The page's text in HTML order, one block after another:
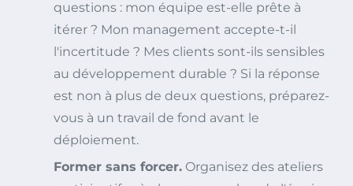
questions : mon équipe est-elle prête à
itérer ? Mon management accepte-t-il
l'incertitude ? Mes clients sont-ils sensibles
au développement durable ? Si la réponse
est non à plus de deux questions, préparez-
vous à un travail de fond avant le
déploiement.
Former sans forcer. Organisez des ateliers